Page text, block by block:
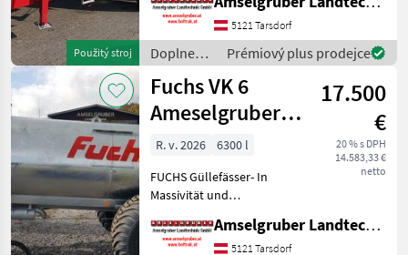
Použitý stroj
und Langlebigkeit
unschlagbar! (Stärkste
Materialstärken + Beste
Materialen und Beste
Komponente
5121 Tarsdorf
Doplnenie
živin a
polievanie
/ Fuchs
Prémiový plus prodejce
Fuchs VK 6
Ameselgruber
Edition
17.500
€
20 % s DPH
14.583,33 €
netto
R. v. 2026
6300 l
FUCHS Güllefässer- In
Massivität und
(Stärkste Materialstärken +
Beste Materialen und Beste
Amselgruber Landtechnik GmbH
5121 Tarsdorf